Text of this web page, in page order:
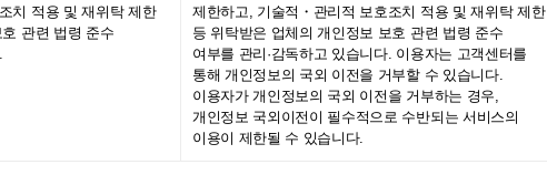
치 적용 및 재위탁 제한
관련 법령 준수
제한하고, 기술적・관리적 보호조치 적용 및 재위탁 제한
등 위탁받은 업체의 개인정보 보호 관련 법령 준수
여부를 관리·감독하고 있습니다. 이용자는 고객센터를
통해 개인정보의 국외 이전을 거부할 수 있습니다.
이용자가 개인정보의 국외 이전을 거부하는 경우,
개인정보 국외이전이 필수적으로 수반되는 서비스의
이용이 제한될 수 있습니다.